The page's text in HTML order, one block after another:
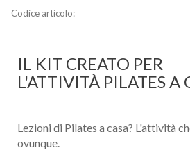
Codice articolo:
IL KIT CREATO PER
L'ATTIVITÀ PILATES A
Lezioni di Pilates a casa? L'attività
ovunque.